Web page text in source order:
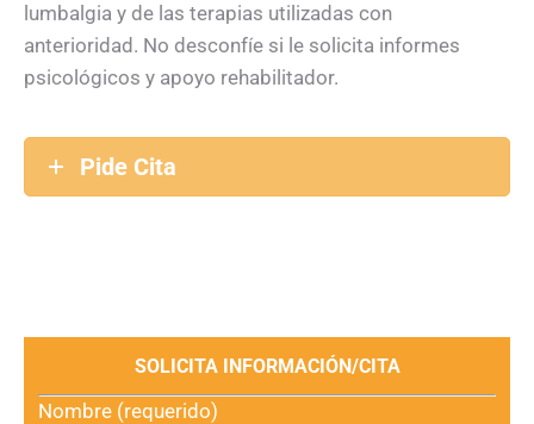
lumbalgia y de las terapias utilizadas con
anterioridad. No desconfíe si le solicita informes
psicológicos y apoyo rehabilitador.
Pide Cita
SOLICITA INFORMACIÓN/CITA
Nombre (requerido)